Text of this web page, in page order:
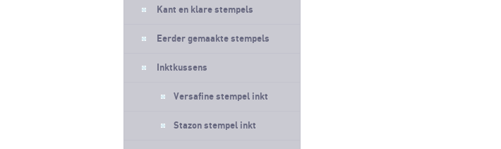
Kant en klare stempels
Eerder gemaakte stempels
Inktkussens
Versafine stempel inkt
Stazon stempel inkt